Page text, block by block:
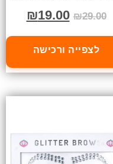
₪29.00
₪19.00
לצפייה ורכישה